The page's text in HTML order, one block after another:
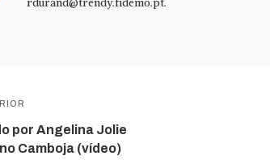
por Angelina Jolie
Camboja (vídeo)